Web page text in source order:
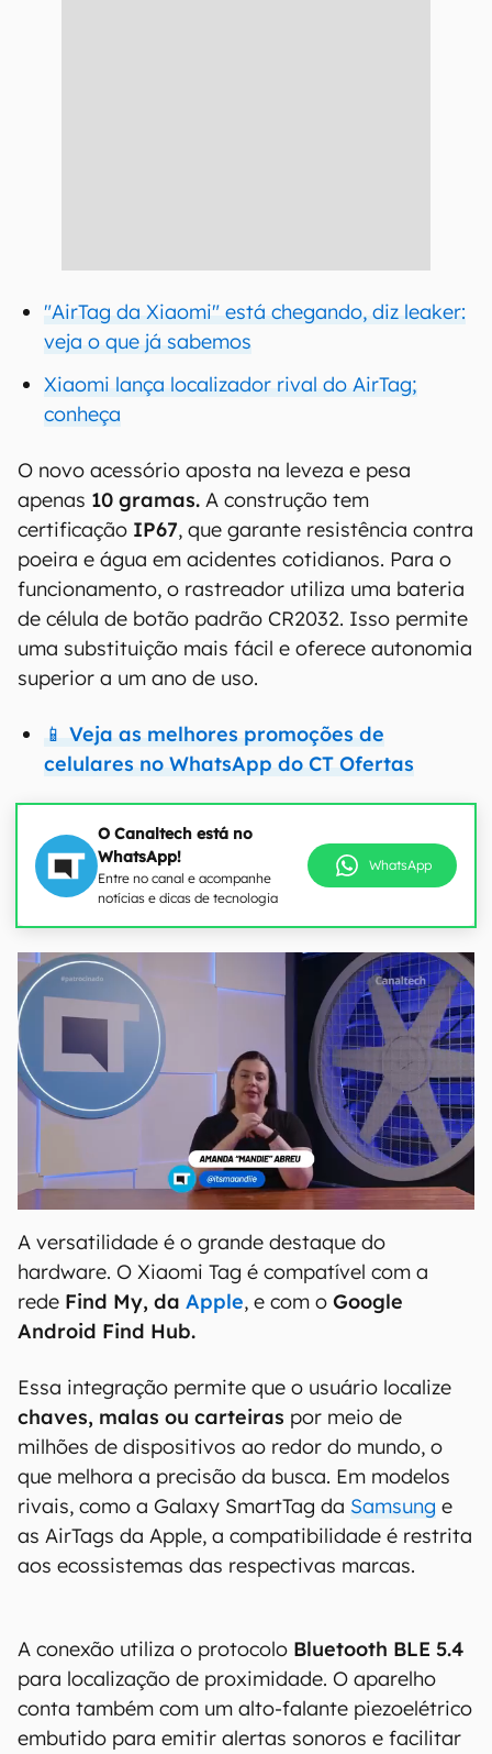
"AirTag da Xiaomi" está chegando, diz leaker:
veja o que já sabemos
Xiaomi lança localizador rival do AirTag;
conheça
O novo acessório aposta na leveza e pesa
apenas 10 gramas. A construção tem
certificação IP67, que garante resistência contra
poeira e água em acidentes cotidianos. Para o
funcionamento, o rastreador utiliza uma bateria
de célula de botão padrão CR2032. Isso permite
uma substituição mais fácil e oferece autonomia
superior a um ano de uso.
📱 Veja as melhores promoções de
celulares no WhatsApp do CT Ofertas
O Canaltech está no
WhatsApp!
Entre no canal e acompanhe
notícias e dicas de tecnologia
WhatsApp
A versatilidade é o grande destaque do
hardware. O Xiaomi Tag é compatível com a
rede Find My, da Apple, e com o Google
Android Find Hub.
Essa integração permite que o usuário localize
chaves, malas ou carteiras por meio de
milhões de dispositivos ao redor do mundo, o
que melhora a precisão da busca. Em modelos
rivais, como a Galaxy SmartTag da Samsung e
as AirTags da Apple, a compatibilidade é restrita
aos ecossistemas das respectivas marcas.
A conexão utiliza o protocolo Bluetooth BLE 5.4
para localização de proximidade. O aparelho
conta também com um alto-falante piezoelétrico
embutido para emitir alertas sonoros e facilitar